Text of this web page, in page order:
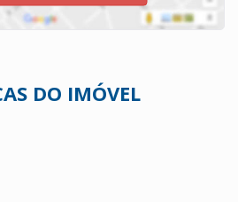
DO IMÓVEL